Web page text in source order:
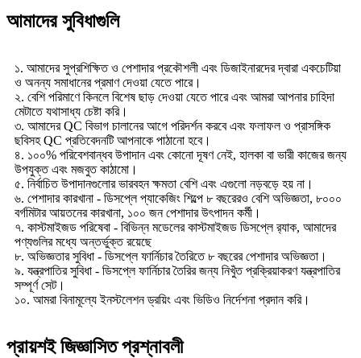
আমাদের সুবিধাগুলি
১. আমাদের সুপ্রশিক্ষিত ও পেশাদার প্রকৌশলী এবং ডিজাইনারদের দ্বারা একচেটিয়া
ও অনন্য সমাধানের প্রমাণ দেওয়া যেতে পারে।
২. বেশি পরিমাণে কিনলে বিশেষ ছাড় দেওয়া যেতে পারে এবং আমরা আপনার চাহিদা
মেটাতে যথাসাধ্য চেষ্টা করি।
৩. আমাদের QC বিভাগ চালানের আগে পরিদর্শন করবে এবং ফলাফল ও প্রাসঙ্গিক
ছবিসহ QC প্রতিবেদনটি আপনাকে পাঠানো হবে।
৪. ১০০% পরিবেশবান্ধব উপাদান এবং কোনো দূষণ নেই, হালকা বা ভারী কাজের জন্য
উপযুক্ত এবং মজবুত কাঠামো।
৫. নির্বাচিত উপাদানগুলোর ভারবহন ক্ষমতা বেশি এবং এগুলো নড়বড়ে হয় না।
৬. পেশাদার কারখানা - ডিসপ্লে প্যাকেজিং শিল্পে ৮ বছরেরও বেশি অভিজ্ঞতা, ৮০০০
বর্গমিটার আয়তনের কারখানা, ১০০ জন পেশাদার উৎপাদন কর্মী।
৭. কাস্টমাইজড পরিষেবা - বিভিন্ন মডেলের কাস্টমাইজড ডিসপ্লে র‍্যাক, আমাদের
পণ্যগুলির মধ্যে অন্তর্ভুক্ত রয়েছে
৮. অভিজ্ঞতার সুবিধা - ডিসপ্লে ফার্নিচার তৈরিতে ৮ বছরের পেশাদার অভিজ্ঞতা।
৯. যন্ত্রপাতির সুবিধা - ডিসপ্লে ফার্নিচার তৈরির জন্য নিখুঁত প্রক্রিয়াকরণ যন্ত্রপাতির
সম্পূর্ণ সেট।
১০. আমরা বিনামূল্যে ইনস্টলেশন ড্রয়িং এবং ভিডিও নির্দেশনা প্রদান করি।
প্রায়শই জিজ্ঞাসিত প্রশ্নাবলী